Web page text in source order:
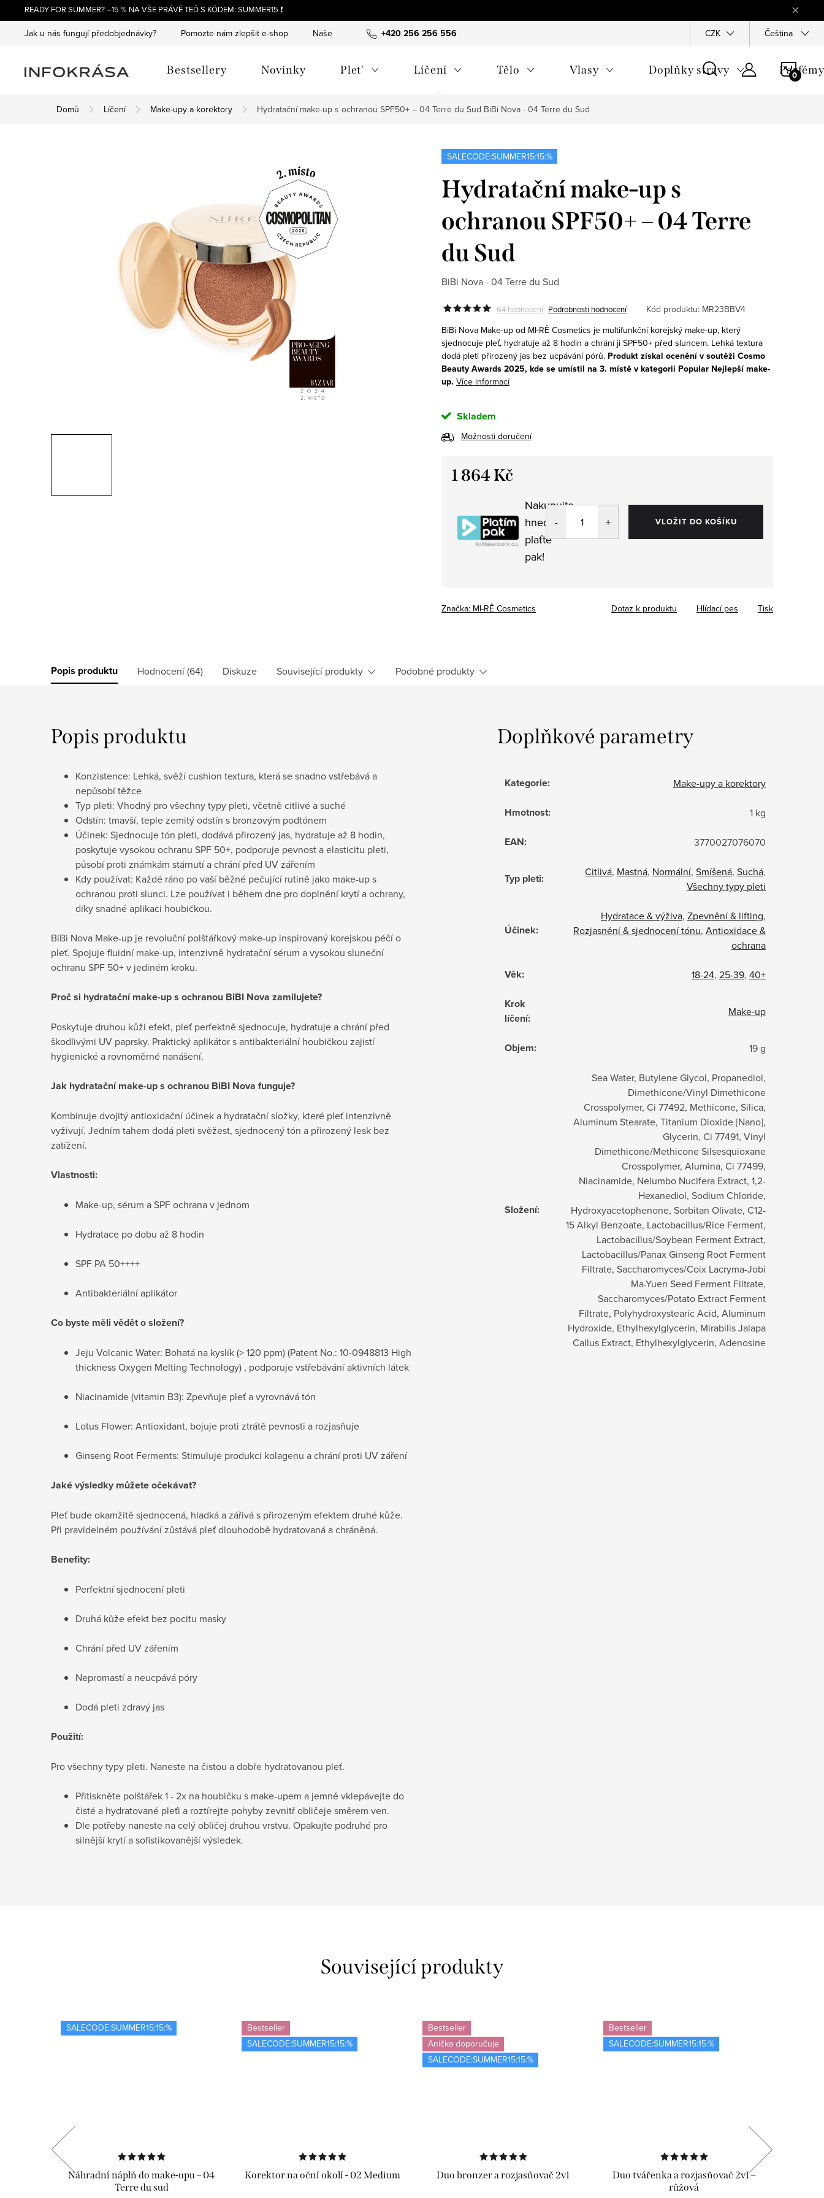
na
obsah
READY FOR SUMMER? –15 % NA VŠE PRÁVĚ TEĎ S KÓDEM: SUMMER15 ❗
+420 256 256 556
Jak u nás fungují předobjednávky? Pomozte nám zlepšit e-shop Naše tipy a příběhy O nás Ochrana osobních údajů Všeobecné
CZK Čeština
Bestsellery Novinky Plet' Líčení Tělo Vlasy Doplňky stravy Parfémy
Domů Líčení Make-upy a korektory Hydratační make-up s ochranou SPF50+ – 04 Terre du Sud BiBi Nova - 04 Terre du Sud
SALECODE:SUMMER15:15:%
Hydratační make-up s
ochranou SPF50+ – 04 Terre
du Sud
BiBi Nova - 04 Terre du Sud
64 hodnocení Podrobnosti hodnocení Kód produktu: MR23BBV4
BiBi Nova Make-up od MI-RÊ Cosmetics je multifunkční korejský make-up, který
sjednocuje pleť, hydratuje až 8 hodin a chrání ji SPF50+ před sluncem. Lehká textura
dodá pleti přirozený jas bez ucpávání pórů. Produkt získal ocenění v soutěži Cosmo
Beauty Awards 2025, kde se umístil na 3. místě v kategorii Popular Nejlepší make-
up. Více informací
Skladem
Možnosti doručení
1 864 Kč
Nakupujte
hned,
plaťte
pak!
VLOŽIT DO KOŠÍKU
Značka: MI-RÊ Cosmetics Tisk
Dotaz k produktu Hlídací pes
Popis produktu Hodnocení (64) Diskuze Související produkty Podobné produkty
Popis produktu
Konzistence: Lehká, svěží cushion textura, která se snadno vstřebává a
nepůsobí těžce
Typ pleti: Vhodný pro všechny typy pleti, včetně citlivé a suché
Odstín: tmavší, teple zemitý odstín s bronzovým podtónem
Účinek: Sjednocuje tón pleti, dodává přirozený jas, hydratuje až 8 hodin,
poskytuje vysokou ochranu SPF 50+, podporuje pevnost a elasticitu pleti,
působí proti známkám stárnutí a chrání před UV zářením
Kdy používat: Každé ráno po vaší běžné pečující rutině jako make-up s
ochranou proti slunci. Lze používat i během dne pro doplnění krytí a ochrany,
díky snadné aplikaci houbičkou.
BiBi Nova Make-up je revoluční polštářkový make-up inspirovaný korejskou péčí o
pleť. Spojuje fluidní make-up, intenzivně hydratační sérum a vysokou sluneční
ochranu SPF 50+ v jediném kroku.
Proč si hydratační make-up s ochranou BiBI Nova zamilujete?
Poskytuje druhou kůži efekt, pleť perfektně sjednocuje, hydratuje a chrání před
škodlivými UV paprsky. Praktický aplikátor s antibakteriální houbičkou zajistí
hygienické a rovnoměrné nanášení.
Jak hydratační make-up s ochranou BiBI Nova funguje?
Kombinuje dvojitý antioxidační účinek a hydratační složky, které pleť intenzivně
vyživují. Jedním tahem dodá pleti svěžest, sjednocený tón a přirozený lesk bez
zatížení.
Vlastnosti:
Make-up, sérum a SPF ochrana v jednom
Hydratace po dobu až 8 hodin
SPF PA 50++++
Antibakteriální aplikátor
Co byste měli vědět o složení?
Jeju Volcanic Water: Bohatá na kyslík(> 120 ppm) (Patent No.: 10-0948813 High
thickness Oxygen Melting Technology) , podporuje vstřebávání aktivních látek
Niacinamide (vitamin B3): Zpevňuje pleť a vyrovnává tón
Lotus Flower: Antioxidant, bojuje proti ztrátě pevnosti a rozjasňuje
Ginseng Root Ferments: Stimuluje produkci kolagenu a chrání proti UV záření
Jaké výsledky můžete očekávat?
Pleť bude okamžitě sjednocená, hladká a zářivá s přirozeným efektem druhé kůže.
Při pravidelném používání zůstává pleť dlouhodobě hydratovaná a chráněná.
Benefity:
Perfektní sjednocení pleti
Druhá kůže efekt bez pocitu masky
Chrání před UV zářením
Nepromastí a neucpává póry
Dodá pleti zdravý jas
Použití:
Pro všechny typy pleti. Naneste na čistou a dobře hydratovanou pleť.
Přitiskněte polštářek 1 - 2x na houbičku s make-upem a jemně vklepávejte do
čisté a hydratované pleťi a roztírejte pohyby zevnitř obličeje směrem ven.
Dle potřeby naneste na celý obličej druhou vrstvu. Opakujte podruhé pro
silnější krytí a sofistikovanější výsledek.
Doplňkové parametry
Kategorie: Make-upy a korektory
Hmotnost: 1 kg
EAN: 3770027076070
Typ pleti: Citlivá, Mastná, Normální, Smíšená, Suchá,
Všechny typy pleti
Účinek:
Hydratace & výživa, Zpevnění & lifting,
Rozjasnění & sjednocení tónu, Antioxidace &
ochrana
Věk: 18-24, 25-39, 40+
Krok
líčení: Make-up
Objem: 19 g
Složení:
Sea Water, Butylene Glycol, Propanediol,
Dimethicone/Vinyl Dimethicone
Crosspolymer, Ci 77492, Methicone, Silica,
Aluminum Stearate, Titanium Dioxide [Nano],
Glycerin, Ci 77491, Vinyl
Dimethicone/Methicone Silsesquioxane
Crosspolymer, Alumina, Ci 77499,
Niacinamide, Nelumbo Nucifera Extract, 1,2-
Hexanediol, Sodium Chloride,
Hydroxyacetophenone, Sorbitan Olivate, C12-
15 Alkyl Benzoate, Lactobacillus/Rice Ferment,
Lactobacillus/Soybean Ferment Extract,
Lactobacillus/Panax Ginseng Root Ferment
Filtrate, Saccharomyces/Coix Lacryma-Jobi
Ma-Yuen Seed Ferment Filtrate,
Saccharomyces/Potato Extract Ferment
Filtrate, Polyhydroxystearic Acid, Aluminum
Hydroxide, Ethylhexylglycerin, Mirabilis Jalapa
Callus Extract, Ethylhexylglycerin, Adenosine
Související produkty
SALECODE:SUMMER15:15:%
Náhradní náplň do make-upu – 04
Terre du sud
Bestseller
SALECODE:SUMMER15:15:%
Korektor na oční okolí - 02 Medium
Bestseller
Anička doporučuje
SALECODE:SUMMER15:15:%
Duo bronzer a rozjasňovač 2v1
Bestseller
SALECODE:SUMMER15:15:%
Duo tvářenka a rozjasňovač 2v1 –
růžová